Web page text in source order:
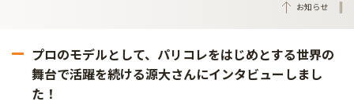
お知らせ
プロのモデルとして、パリコレをはじめとする世界の
舞台で活躍を続ける源大さんにインタビューしまし
た！